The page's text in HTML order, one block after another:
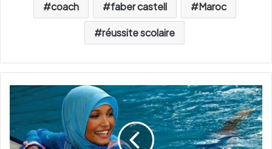
coach faber castell Maroc
réussite scolaire
s
b
a